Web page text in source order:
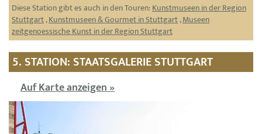
Diese Station gibt es auch in den Touren:Kunstmuseen in der Region
Stuttgart,Kunstmuseen & Gourmet in Stuttgart,Museen
zeitgenoessische Kunst in der Region Stuttgart
5. STATION: STAATSGALERIE STUTTGART
Auf Karte anzeigen »